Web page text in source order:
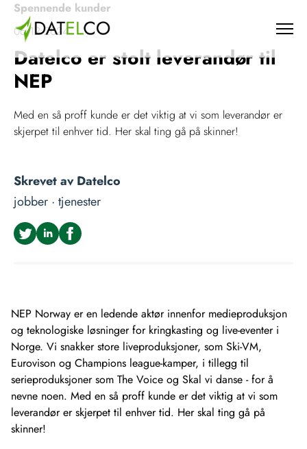
Spennende kunder
06.12.2024
Datelco er stolt leverandør til
NEP
Med en så proff kunde er det viktig at vi som leverandør er
skjerpet til enhver tid. Her skal ting gå på skinner!
Skrevet av Datelco
jobber · tjenester
NEP Norway er en ledende aktør innenfor medieproduksjon
og teknologiske løsninger for kringkasting og live-eventer i
Norge. Vi snakker store liveproduksjoner, som Ski-VM,
Eurovison og Champions league-kamper, i tillegg til
serieproduksjoner som The Voice og Skal vi danse - for å
nevne noen. Med en så proff kunde er det viktig at vi som
leverandør er skjerpet til enhver tid. Her skal ting gå på
skinner!